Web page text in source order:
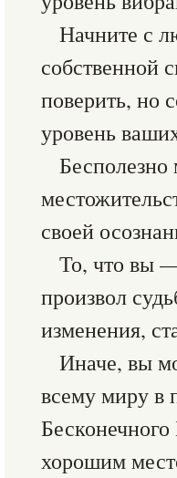
Начните с
собственной
поверить, но
уровень
Бесполезно
своей
То, что вы
произвол
изменения,
Иначе, вы
всему миру в
Бесконечного
хорошим